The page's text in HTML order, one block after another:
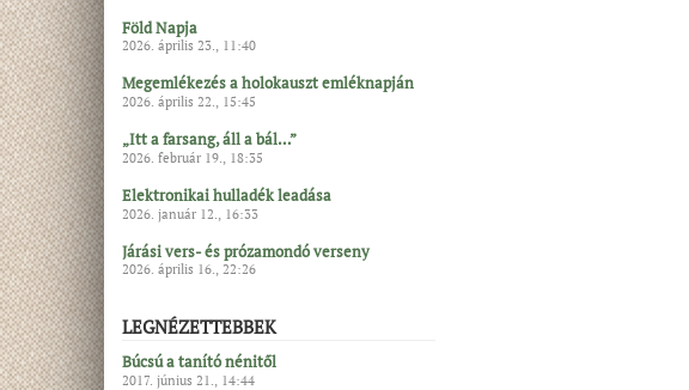
Föld Napja
2026. április 23., 11:40
Megemlékezés a holokauszt emléknapján
2026. április 22., 15:45
„Itt a farsang, áll a bál…”
2026. február 19., 18:35
Elektronikai hulladék leadása
2026. január 12., 16:33
Járási vers- és prózamondó verseny
2026. április 16., 22:26
LEGNÉZETTEBBEK
Búcsú a tanító nénitől
2017. június 21., 14:44